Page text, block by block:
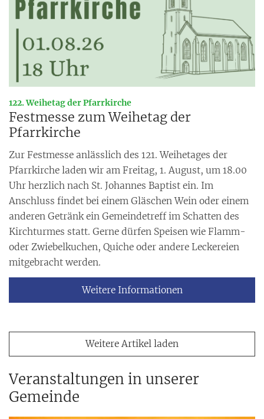
122. Weihetag der Pfarrkirche:
Festmesse zum Weihetag der
Pfarrkirche
Zur Festmesse anlässlich des 121. Weihetages der
Pfarrkirche laden wir am Freitag, 1. August, um 18.00
Uhr herzlich nach St. Johannes Baptist ein. Im
Anschluss findet bei einem Gläschen Wein oder einem
anderen Getränk ein Gemeindetreff im Schatten des
Kirchturmes statt. Gerne dürfen Speisen wie Flamm-
oder Zwiebelkuchen, Quiche oder andere Leckereien
mitgebracht werden.
Weitere Informationen
Weitere Artikel laden
Veranstaltungen in unserer
Gemeinde